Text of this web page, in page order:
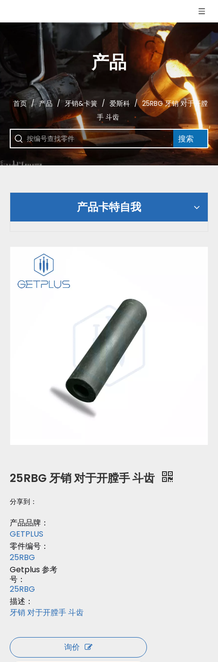
产品
首页 / 产品 / 牙销&卡簧 / 爱斯科 / 25RBG 牙销 对于开膛
手 斗齿
搜索
产品卡特自我
25RBG 牙销 对于开膛手 斗齿
分享到：
产品品牌：
GETPLUS
零件编号：
25RBG
Getplus 参考
号：
25RBG
描述：
牙销 对于开膛手 斗齿
询价